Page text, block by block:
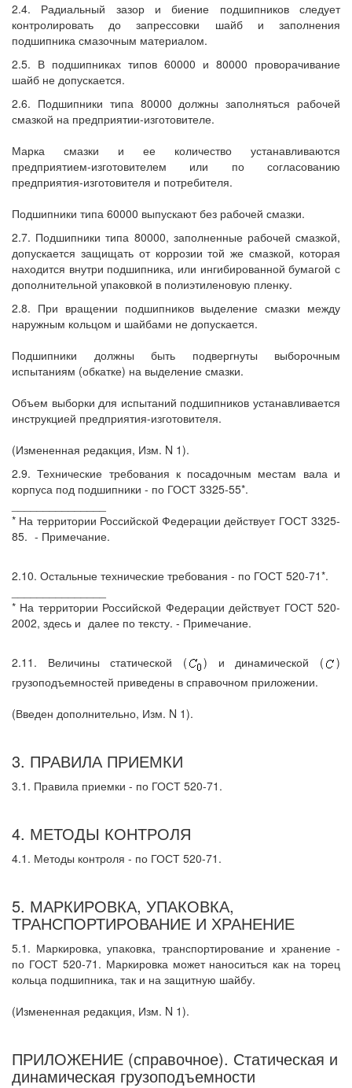
2.4. Радиальный зазор и биение подшипников следует
контролировать до запрессовки шайб и заполнения
подшипника смазочным материалом.
2.5. В подшипниках типов 60000 и 80000 проворачивание
шайб не допускается.
2.6. Подшипники типа 80000 должны заполняться рабочей
смазкой на предприятии-изготовителе.
Марка смазки и ее количество устанавливаются
предприятием-изготовителем или по согласованию
предприятия-изготовителя и потребителя.
Подшипники типа 60000 выпускают без рабочей смазки.
2.7. Подшипники типа 80000, заполненные рабочей смазкой,
допускается защищать от коррозии той же смазкой, которая
находится внутри подшипника, или ингибированной бумагой с
дополнительной упаковкой в полиэтиленовую пленку.
2.8. При вращении подшипников выделение смазки между
наружным кольцом и шайбами не допускается.
Подшипники должны быть подвергнуты выборочным
испытаниям (обкатке) на выделение смазки.
Объем выборки для испытаний подшипников устанавливается
инструкцией предприятия-изготовителя.
(Измененная редакция, Изм. N 1).
2.9. Технические требования к посадочным местам вала и
корпуса под подшипники - по ГОСТ 3325-55*.
* На территории Российской Федерации действует ГОСТ 3325-
85. - Примечание.
2.10. Остальные технические требования - по ГОСТ 520-71*.
* На территории Российской Федерации действует ГОСТ 520-
2002, здесь и далее по тексту. - Примечание.
2.11. Величины статической ( ) и динамической (
)
грузоподъемностей приведены в справочном приложении.
(Введен дополнительно, Изм. N 1).
3. ПРАВИЛА ПРИЕМКИ
3.1. Правила приемки - по ГОСТ 520-71.
4. МЕТОДЫ КОНТРОЛЯ
4.1. Методы контроля - по ГОСТ 520-71.
5. МАРКИРОВКА, УПАКОВКА,
ТРАНСПОРТИРОВАНИЕ И ХРАНЕНИЕ
5.1. Маркировка, упаковка, транспортирование и хранение -
по ГОСТ 520-71. Маркировка может наноситься как на торец
кольца подшипника, так и на защитную шайбу.
(Измененная редакция, Изм. N 1).
ПРИЛОЖЕНИЕ (справочное). Статическая и
динамическая грузоподъемности